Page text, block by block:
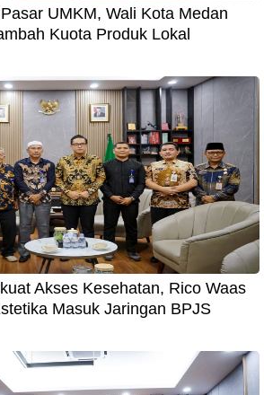
UMKM, Wali Kota Medan
Kuota Produk Lokal
Akses Kesehatan, Rico Waas
Masuk Jaringan BPJS